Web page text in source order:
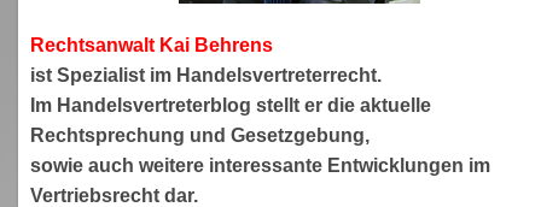
Rechtsanwalt Kai Behrens
ist Spezialist im Handelsvertreterrecht.
Im Handelsvertreterblog stellt er die aktuelle
Rechtsprechung und Gesetzgebung,
sowie auch weitere interessante Entwicklungen im
Vertriebsrecht dar.